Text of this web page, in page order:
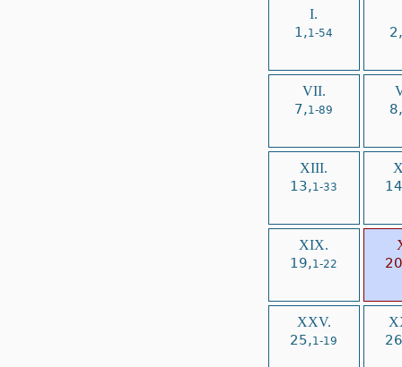
I.
1,1-54 2,
VII.
7,1-89
8,
XIII.
13,1-33
XIX.
19,1-22
XXV.
25,1-19